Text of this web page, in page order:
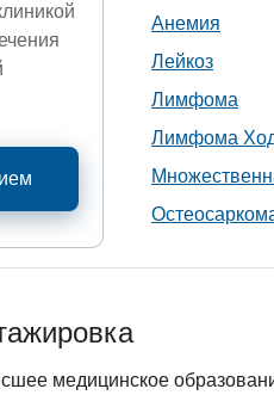
Анемия
Лейкоз
Лимфома
Лимфома
медицинское